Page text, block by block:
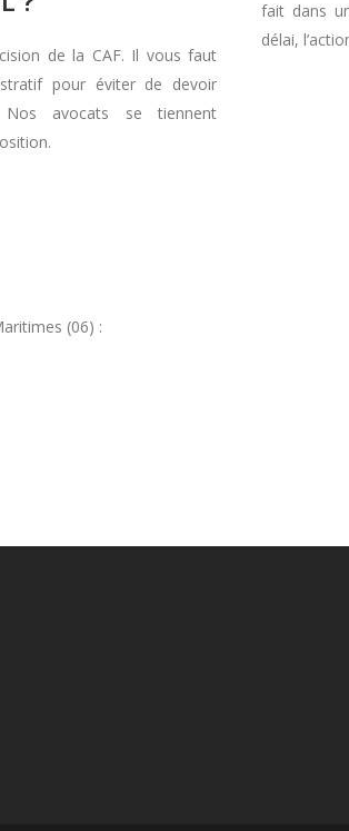
de la CAF. Il vous faut
pour éviter de devoir
avocats se tiennent
fait dans
délai,
(06) :